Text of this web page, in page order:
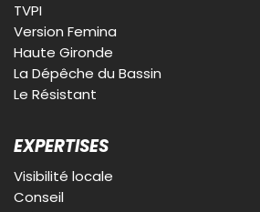
TVPI
Version Femina
Haute Gironde
La Dépêche du Bassin
Le Résistant
EXPERTISES
Visibilité locale
Conseil